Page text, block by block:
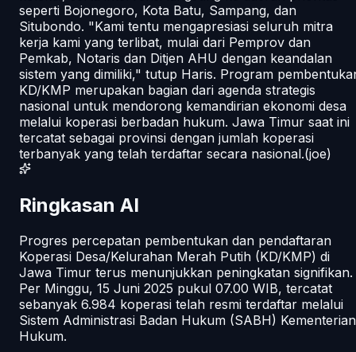
seperti Bojonegoro, Kota Batu, Sampang, dan
Situbondo. "Kami tentu mengapresiasi seluruh mitra
kerja kami yang terlibat, mulai dari Pemprov dan
Pemkab, Notaris dan Ditjen AHU dengan keandalan
sistem yang dimiliki," tutup Haris. Program
KD/KMP merupakan bagian dari agenda strategis
nasional untuk mendorong kemandirian ekonomi desa
melalui koperasi berbadan hukum. Jawa Timur saat ini
tercatat sebagai provinsi dengan jumlah koperasi
terbanyak yang telah terdaftar secara nasional.(joe)
Ringkasan AI
Progres percepatan pembentukan dan pendaftaran
Koperasi Desa/Kelurahan Merah Putih (KD/KMP) di
Jawa Timur terus menunjukkan peningkatan signifikan.
Per Minggu, 15 Juni 2025 pukul 07.00 WIB, tercatat
sebanyak 6.984 koperasi telah resmi terdaftar melalui
Sistem Administrasi Badan Hukum (SABH) Kementerian
Hukum.